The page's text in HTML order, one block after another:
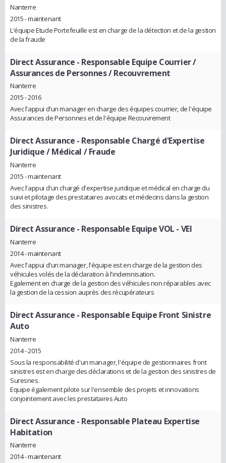
Nanterre
2015 - maintenant
L'équipe Etude Portefeuille est en charge de la détection et de la gestion
de la fraude
Direct Assurance - Responsable Equipe Courrier /
Assurances de Personnes / Recouvrement
Nanterre
2015 - 2016
Avec l'appui d'un manager en charge des équipes courrier, de l'équipe
Assurances de Personnes et de l'équipe Recouvrement
Direct Assurance - Responsable Chargé d'Expertise
Juridique / Médical / Fraude
Nanterre
2015 - maintenant
Avec l'appui d'un chargé d'expertise juridique et médical en charge du
suivi et pilotage des prestataires avocats et médecins dans la gestion
des sinistres.
Direct Assurance - Responsable Equipe VOL - VEI
Nanterre
2014 - maintenant
Avec l'appui d'un manager, l'équipe est en charge de la gestion des
véhicules volés de la déclaration à l'indemnisation.
Egalement en charge de la gestion des véhicules non réparables avec
la gestion de la cession auprès des récupérateurs
Direct Assurance - Responsable Equipe Front Sinistre
Auto
Nanterre
2014 - 2015
Sous la responsabilité d'un manager, l'équipe de gestionnaires front
sinistres est en charge des déclarations et de la gestion des sinistres de
Suresnes.
Equipe également pilote sur l'ensemble des projets et innovations
conjointement avec les prestataires Auto
Direct Assurance - Responsable Plateau Expertise
Habitation
Nanterre
2014 - maintenant